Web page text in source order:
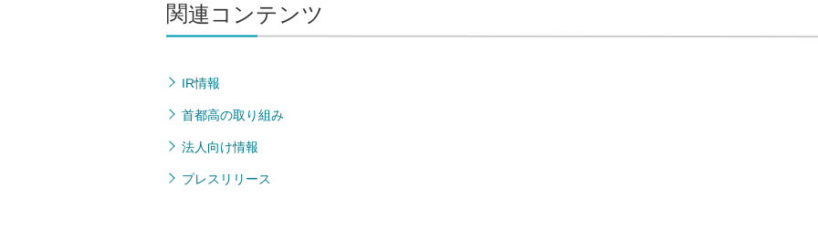
関連コンテンツ
IR情報
首都高の取り組み
法人向け情報
プレスリリース